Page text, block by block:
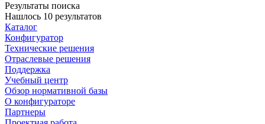
Результаты поиска
Нашлось 10 результатов
Каталог
Конфигуратор
Технические решения
Отраслевые решения
Поддержка
Учебный центр
Обзор нормативной базы
О конфигураторе
Партнеры